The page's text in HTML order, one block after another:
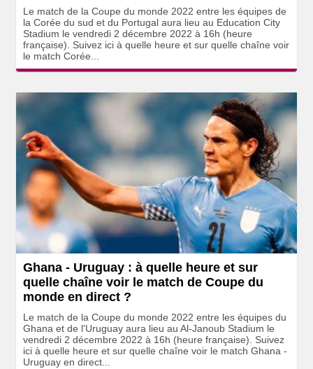
Le match de la Coupe du monde 2022 entre les équipes de
la Corée du sud et du Portugal aura lieu au Education City
Stadium le vendredi 2 décembre 2022 à 16h (heure
française). Suivez ici à quelle heure et sur quelle chaîne voir
le match Corée...
Ghana - Uruguay : à quelle heure et sur
quelle chaîne voir le match de Coupe du
monde en direct ?
Le match de la Coupe du monde 2022 entre les équipes du
Ghana et de l'Uruguay aura lieu au Al-Janoub Stadium le
vendredi 2 décembre 2022 à 16h (heure française). Suivez
ici à quelle heure et sur quelle chaîne voir le match Ghana -
Uruguay en direct...